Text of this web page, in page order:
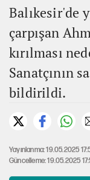
Balıkesir'de
çarpışan
kırılması
Sanatçının
bildirildi.
Yayınlanma: 19.05.2025
Güncelleme: 19.05.2025